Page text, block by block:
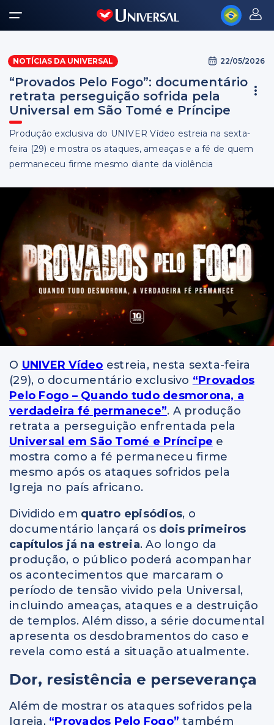
NOTÍCIAS DA UNIVERSAL 22/05/2026
“Provados Pelo Fogo”: documentário
retrata perseguição sofrida pela
Universal em São Tomé e Príncipe
Produção exclusiva do UNIVER Vídeo estreia na sexta-
feira (29) e mostra os ataques, ameaças e a fé de quem
permaneceu firme mesmo diante da violência
O UNIVER Vídeo estreia, nesta sexta-feira
(29), o documentário exclusivo “Provados
Pelo Fogo – Quando tudo desmorona, a
verdadeira fé permanece”. A produção
retrata a perseguição enfrentada pela
Universal em São Tomé e Príncipe e
mostra como a fé permaneceu firme
mesmo após os ataques sofridos pela
Igreja no país africano.
Dividido em quatro episódios, o
documentário lançará os dois primeiros
capítulos já na estreia. Ao longo da
produção, o público poderá acompanhar
os acontecimentos que marcaram o
período de tensão vivido pela Universal,
incluindo ameaças, ataques e a destruição
de templos. Além disso, a série documental
apresenta os desdobramentos do caso e
revela como está a situação atualmente.
Dor, resistência e perseverança
Além de mostrar os ataques sofridos pela
Igreja,“Provados Pelo Fogo” também